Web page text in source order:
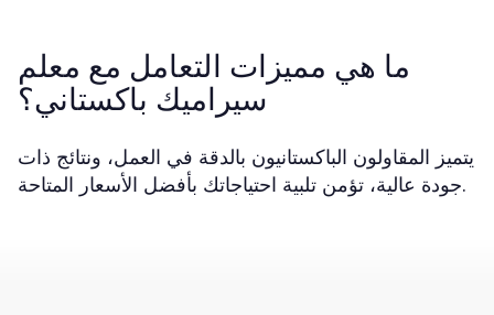
ما هي مميزات التعامل مع معلم
سيراميك باكستاني؟
يتميز المقاولون الباكستانيون بالدقة في العمل، ونتائج ذات
جودة عالية، تؤمن تلبية احتياجاتك بأفضل الأسعار المتاحة.